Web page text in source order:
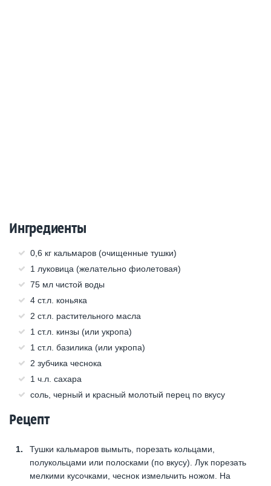
Ингредиенты
0,6 кг кальмаров (очищенные тушки)
1 луковица (желательно фиолетовая)
75 мл чистой воды
4 ст.л. коньяка
2 ст.л. растительного масла
1 ст.л. кинзы (или укропа)
1 ст.л. базилика (или укропа)
2 зубчика чеснока
1 ч.л. сахара
соль, черный и красный молотый перец по вкусу
Рецепт
Тушки кальмаров вымыть, порезать кольцами,
полукольцами или полосками (по вкусу). Лук порезать
мелкими кусочками, чеснок измельчить ножом. На